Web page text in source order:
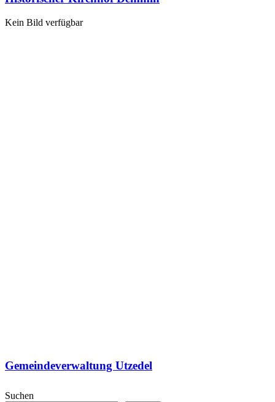
Kein Bild verfügbar
Gemeindeverwaltung Utzedel
Suchen